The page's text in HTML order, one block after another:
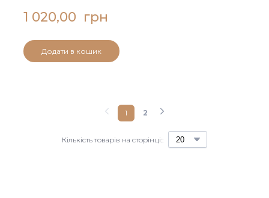
1 020,00  грн
Додати в кошик
Кількість товарів на сторінці::
1 2